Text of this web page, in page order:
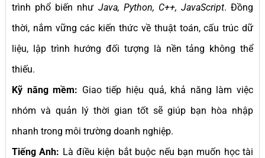
trình phổ biến như Java, Python, C++, JavaScript. Đồng
thời, nắm vững các kiến thức về thuật toán, cấu trúc dữ
liệu, lập trình hướng đối tượng là nền tảng không thể
thiếu.
Kỹ năng mềm: Giao tiếp hiệu quả, khả năng làm việc
nhóm và quản lý thời gian tốt sẽ giúp bạn hòa nhập
nhanh trong môi trường doanh nghiệp.
Tiếng Anh: Là điều kiện bắt buộc nếu bạn muốn học tài